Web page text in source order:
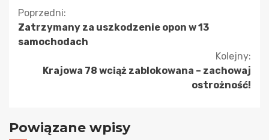
Kontynuuj
czytanie
Poprzedni:
Zatrzymany za uszkodzenie opon w 13
samochodach
Kolejny:
Krajowa 78 wciąż zablokowana – zachowaj
ostrożność!
Powiązane wpisy